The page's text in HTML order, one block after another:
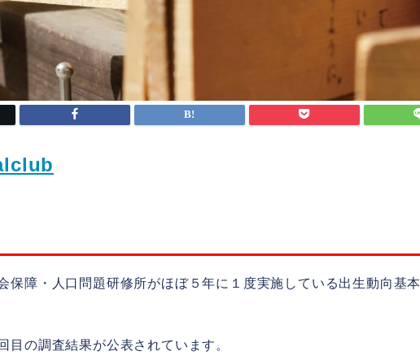
保障・人口問題研修所がほぼ５年に１度実施している出生動向基本
目の調査結果が公表されています。